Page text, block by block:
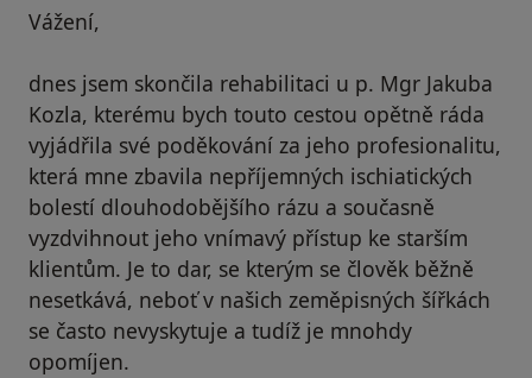
Vážení,
dnes jsem skončila rehabilitaci u p. Mgr Jakuba
Kozla, kterému bych touto cestou opětně ráda
vyjádřila své poděkování za jeho profesionalitu,
která mne zbavila nepříjemných ischiatických
bolestí dlouhodobějšího rázu a současně
vyzdvihnout jeho vnímavý přístup ke starším
klientům. Je to dar, se kterým se člověk běžně
nesetkává, neboť v našich zeměpisných šířkách
se často nevyskytuje a tudíž je mnohdy
opomíjen.